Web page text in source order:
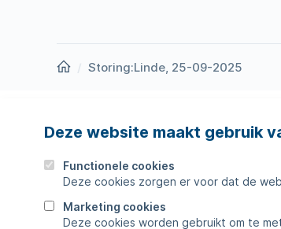
Deze website maakt gebruik
Functionele cookies
Deze cookies zorgen er voor dat de
Marketing cookies
Deze cookies worden gebruikt om te
Homepage
Storing:Linde, 25-09-2025
Nieuws
Werken bij
Zakelijk